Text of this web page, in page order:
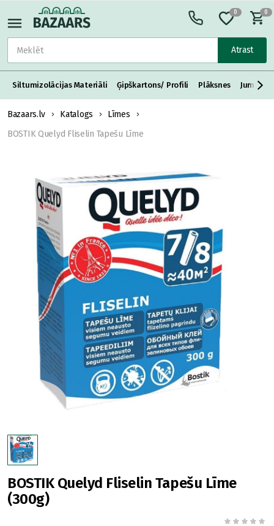
Atrast
0 0
Siltumizolācijas Materiāli Ģipškartons/ Profili Plāksnes Jumta
Bazaars.lv Katalogs
Līmes
BOSTIK Quelyd Fliselin Tapešu Līme
BOSTIK Quelyd Fliselin Tapešu Līme
(300g)